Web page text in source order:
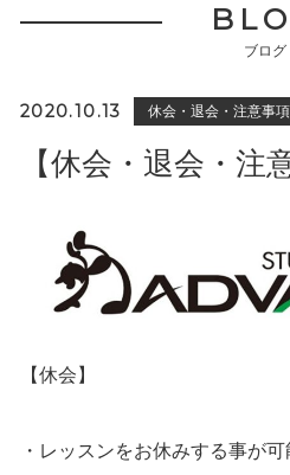
ブログ
2020.10.13 休会・退会・注意事項
【休会・退会・注
【休会】
・レッスンをお休みする事が可